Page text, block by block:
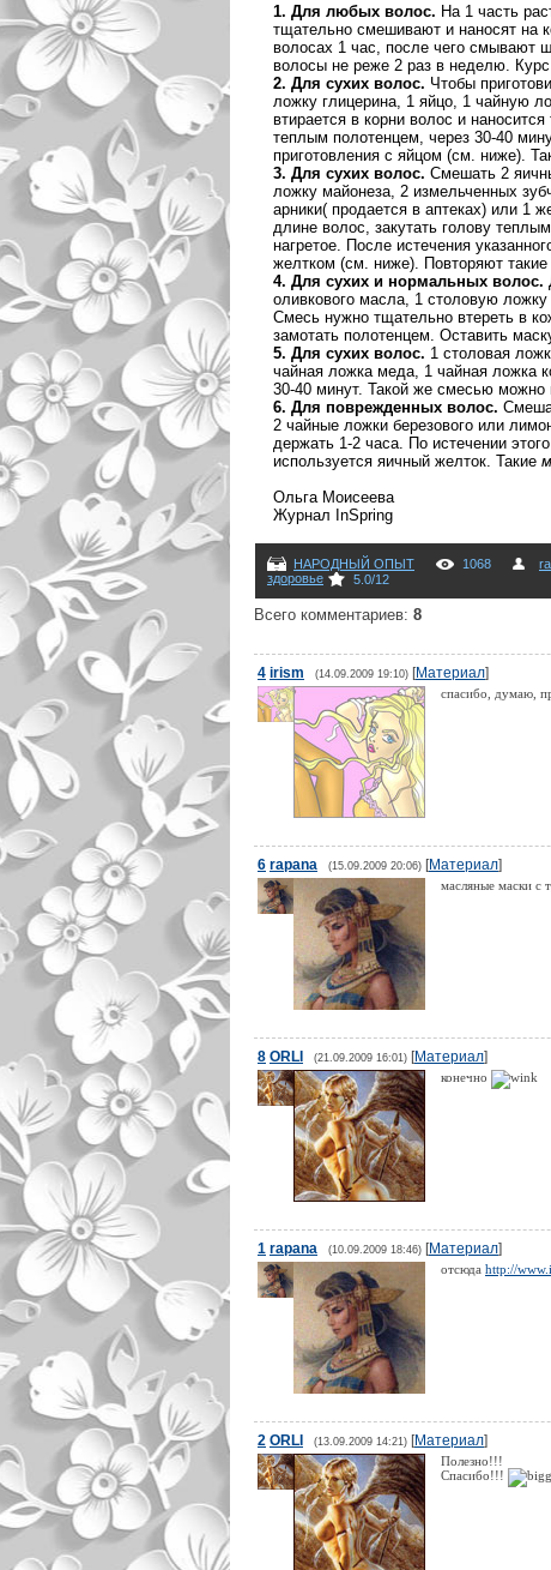
1. Для любых волос. На 1 часть
тщательно смешивают и наносят на
волосах 1 час, после чего смывают
волосы не реже 2 раз в неделю.
2. Для сухих волос. Чтобы
ложку глицерина, 1 яйцо, 1 чайную
втирается в корни волос и
теплым полотенцем, через 30-40
приготовления с яйцом (см. ниже).
3. Для сухих волос. Смешать 2
ложку майонеза, 2 измельченных
арники( продается в аптеках) или 1
длине волос, закутать голову
нагретое. После истечения
желтком (см. ниже). Повторяют такие
4. Для сухих и нормальных волос.
оливкового масла, 1 столовую
Смесь нужно тщательно втереть в
замотать полотенцем. Оставить
5. Для сухих волос. 1 столовая
чайная ложка меда, 1 чайная ложка
30-40 минут. Такой же смесью можно
6. Для поврежденных волос.
2 чайные ложки березового или
держать 1-2 часа. По истечении
используется яичный желток. Такие
Ольга Моисеева
Журнал InSpring
НАРОДНЫЙ ОПЫТ 1068
здоровье
5.0/12
Всего комментариев: 8
4 irism (14.09.2009 19:10) [Материал]
спасибо, думаю,
6 rapana (15.09.2009 20:06) [Материал]
масляные маски с
8 ORLI (21.09.2009 16:01) [Материал]
конечно
1 rapana (10.09.2009 18:46) [Материал]
отсюда http://
2 ORLI (13.09.2009 14:21) [Материал]
Полезно!!!
Спасибо!!!